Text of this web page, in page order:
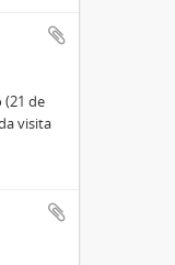
(21 de
visita